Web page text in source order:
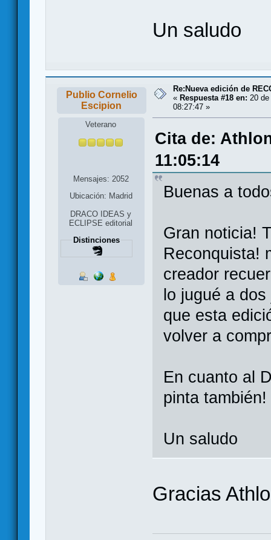
Un saludo
Publio Cornelio
Escipion
Veterano
Mensajes: 2052
Ubicación: Madrid
DRACO IDEAS y
ECLIPSE editorial
Distinciones
Re:Nueva edición de
« Respuesta #18 en: 20
08:27:47 »
Cita de:
11:05:14
Buenas a
Gran noticia!
Reconquista!
creador
lo jugué a
que esta
volver a
En cuanto al
pinta también!
Un saludo
Gracias